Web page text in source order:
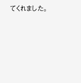
てくれました。